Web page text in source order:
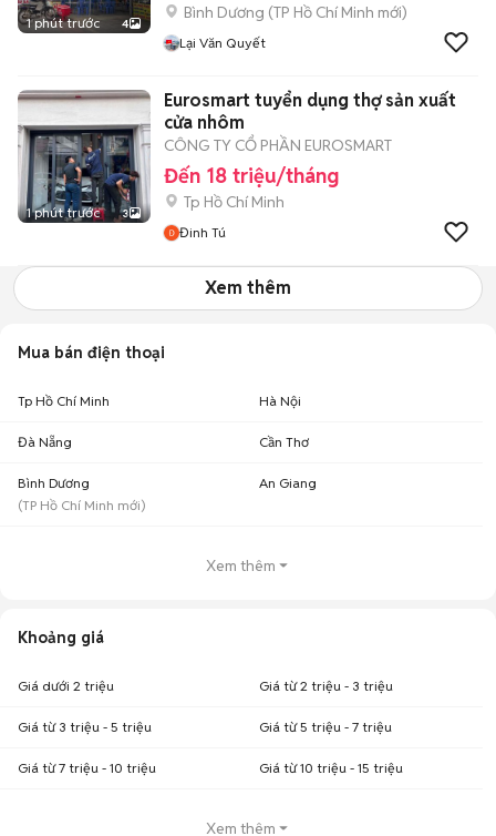
1 phút trước 4
Bình Dương (TP Hồ Chí Minh mới)
Lại Văn Quyết
1 phút trước 3
Eurosmart tuyển dụng thợ sản xuất
cửa nhôm
CÔNG TY CỔ PHẦN EUROSMART
Đến 18 triệu/tháng
Tp Hồ Chí Minh
Đinh Tú
Xem thêm
Mua bán điện thoại
Tp Hồ Chí Minh Hà Nội
Đà Nẵng Cần Thơ
Bình Dương
(TP Hồ Chí Minh mới)
An Giang
Xem thêm
Khoảng giá
Giá dưới 2 triệu Giá từ 2 triệu - 3 triệu
Giá từ 3 triệu - 5 triệu Giá từ 5 triệu - 7 triệu
Giá từ 7 triệu - 10 triệu Giá từ 10 triệu - 15 triệu
Xem thêm